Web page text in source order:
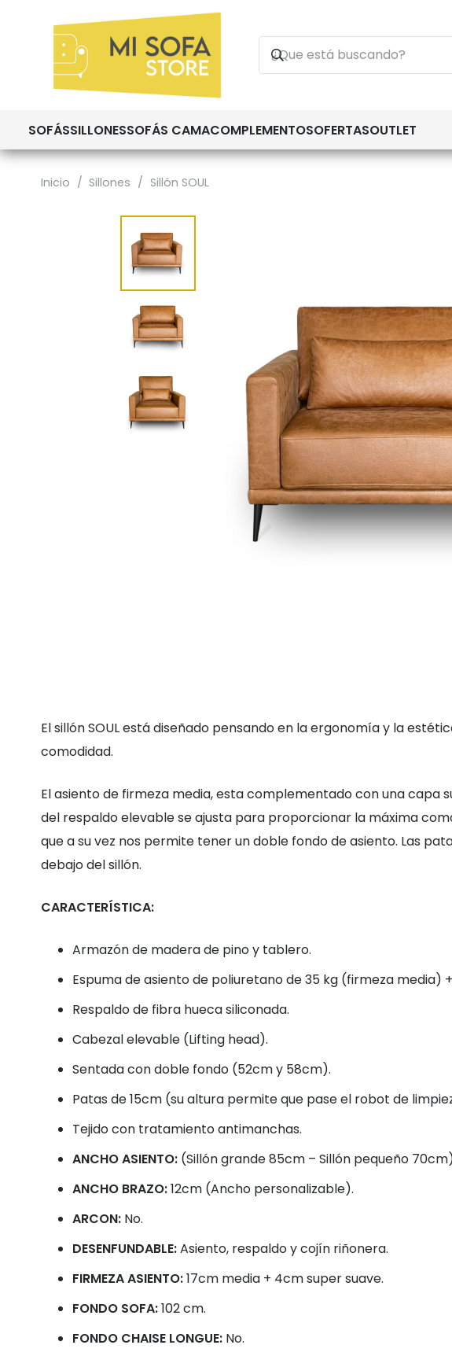
SOFÁSSILLONESSOFÁS CAMACOMPLEMENTOSOFERTASOUTLET
Inicio / Sillones / Sillón SOUL
El sillón SOUL está diseñado pensando en la ergonomía y la
comodidad.
El asiento de firmeza media, esta complementado con una capa
del respaldo elevable se ajusta para proporcionar la máxima
que a su vez nos permite tener un doble fondo de asiento. Las
debajo del sillón.
CARACTERÍSTICA:
Armazón de madera de pino y tablero.
Espuma de asiento de poliuretano de 35 kg (firmeza media)
Respaldo de fibra hueca siliconada.
Cabezal elevable (Lifting head).
Sentada con doble fondo (52cm y 58cm).
Patas de 15cm (su altura permite que pase el robot de
Tejido con tratamiento antimanchas.
ANCHO ASIENTO: (Sillón grande 85cm – Sillón pequeño
ANCHO BRAZO:12cm (Ancho personalizable).
ARCON: No.
DESENFUNDABLE:Asiento, respaldo y cojín riñonera.
FIRMEZA ASIENTO:17cm media + 4cm super suave.
FONDO SOFA:102 cm.
FONDO CHAISE LONGUE: No.